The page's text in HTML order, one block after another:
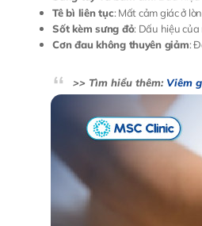
Tê bì liên tục: Mất cảm giác ở
Sốt kèm sưng đỏ: Dấu hiệu
Cơn đau không thuyên giảm:
>> Tìm hiểu thêm: Viêm